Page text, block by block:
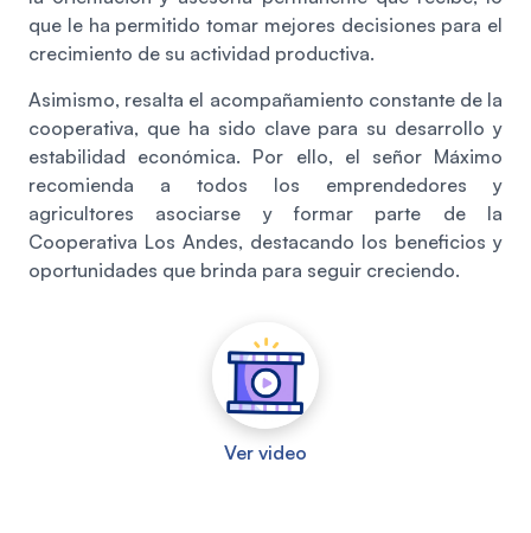
que le ha permitido tomar mejores decisiones para el
crecimiento de su actividad productiva.
Asimismo, resalta el acompañamiento constante de la
cooperativa, que ha sido clave para su desarrollo y
estabilidad económica. Por ello, el señor Máximo
recomienda a todos los emprendedores y
agricultores asociarse y formar parte de la
Cooperativa Los Andes, destacando los beneficios y
oportunidades que brinda para seguir creciendo.
Ver video